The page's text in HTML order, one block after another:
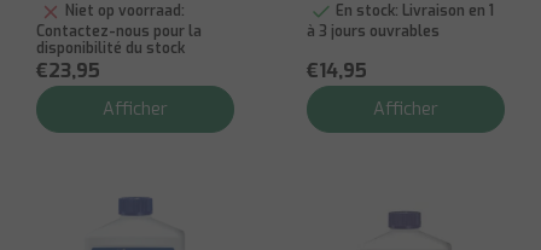
Niet op voorraad:
Contactez-nous pour la
disponibilité du stock
€23,95
Afficher
En stock: Livraison en 1
à 3 jours ouvrables
€14,95
Afficher